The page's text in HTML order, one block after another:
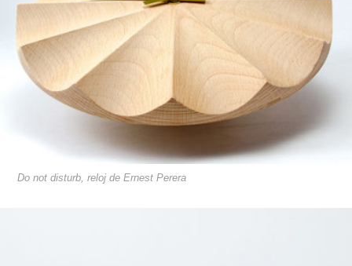
Do not disturb, reloj de Ernest Perera